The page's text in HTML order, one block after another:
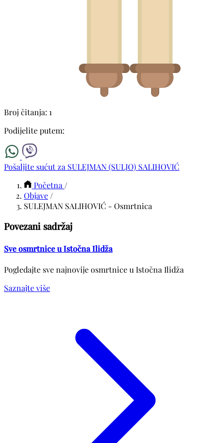
Broj čitanja: 1
Podijelite putem:
Pošaljite sućut za SULEJMAN (SULJO) SALIHOVIĆ
Početna /
Objave /
SULEJMAN SALIHOVIĆ - Osmrtnica
Povezani sadržaj
Sve osmrtnice u Istočna Ilidža
Pogledajte sve najnovije osmrtnice u Istočna Ilidža
Saznajte više